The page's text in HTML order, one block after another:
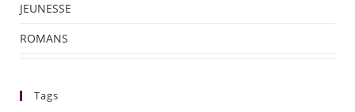
JEUNESSE
ROMANS
Tags